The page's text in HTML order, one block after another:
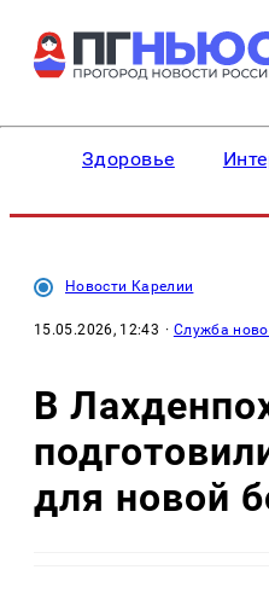
Здоровье
Новости Карелии
15.05.2026, 12:43 · Служба
В
для новой